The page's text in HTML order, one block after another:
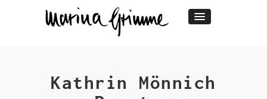
Kathrin Mönnich